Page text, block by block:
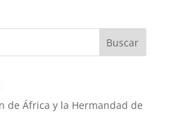
de África y la Hermandad de